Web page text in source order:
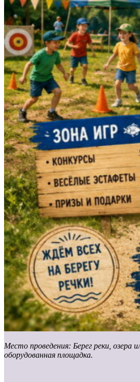
Место проведения: Берег реки, озера
оборудованная площадка.